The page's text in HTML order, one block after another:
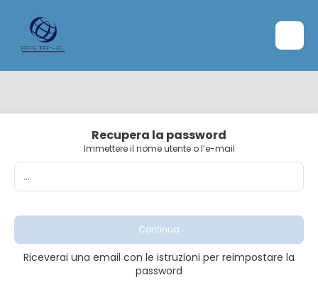
Recupera la password
Immettere il nome utente o l’e-mail
Continua
Riceverai una email con le istruzioni per reimpostare la
password